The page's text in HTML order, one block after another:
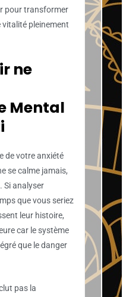
pour transformer
vitalité pleinement
ne
Mental
de votre anxiété
se calme jamais,
Si analyser
que vous seriez
leur histoire,
car le système
que le danger
pas la